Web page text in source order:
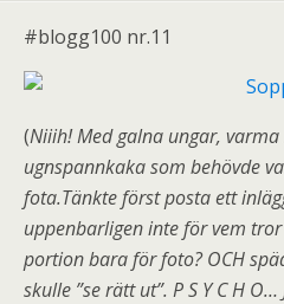
#blogg100 nr.11
(Niiih! Med galna ungar,
ugnspannkaka som behövde
fota.Tänkte först posta ett
uppenbarligen inte för vem
portion bara för foto? OCH
skulle ”se rätt ut”. P S Y C H